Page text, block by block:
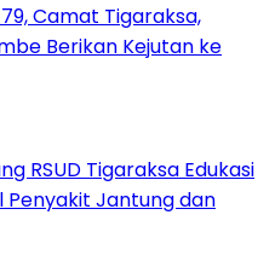
Camat Tigaraksa,
Berikan Kejutan ke
RSUD Tigaraksa Edukasi
Jantung dan